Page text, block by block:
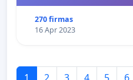
270 firmas
16 Apr 2023